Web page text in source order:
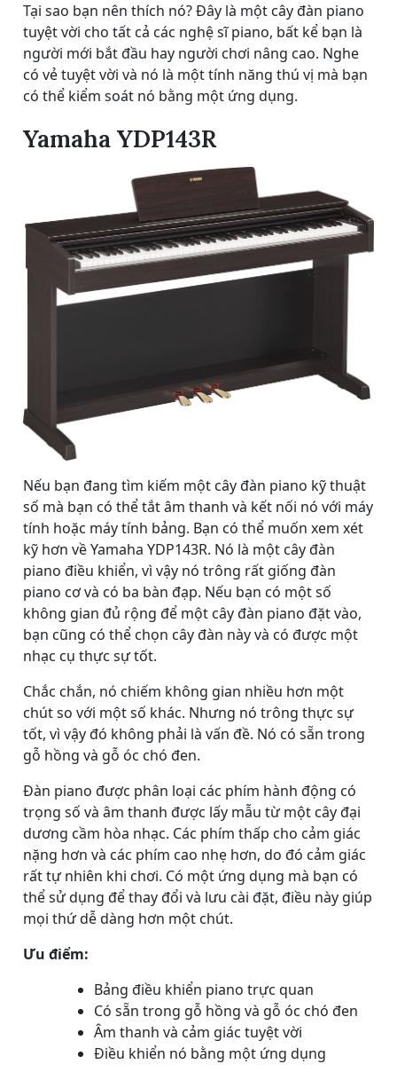
Tại sao bạn nên thích nó? Đây là một cây đàn piano
tuyệt vời cho tất cả các nghệ sĩ piano, bất kể bạn là
người mới bắt đầu hay người chơi nâng cao. Nghe
có vẻ tuyệt vời và nó là một tính năng thú vị mà bạn
có thể kiểm soát nó bằng một ứng dụng.
Yamaha YDP143R
Nếu bạn đang tìm kiếm một cây đàn piano kỹ thuật
số mà bạn có thể tắt âm thanh và kết nối nó với máy
tính hoặc máy tính bảng. Bạn có thể muốn xem xét
kỹ hơn về Yamaha YDP143R. Nó là một cây đàn
piano điều khiển, vì vậy nó trông rất giống đàn
piano cơ và có ba bàn đạp. Nếu bạn có một số
không gian đủ rộng để một cây đàn piano đặt vào,
bạn cũng có thể chọn cây đàn này và có được một
nhạc cụ thực sự tốt.
Chắc chắn, nó chiếm không gian nhiều hơn một
chút so với một số khác. Nhưng nó trông thực sự
tốt, vì vậy đó không phải là vấn đề. Nó có sẵn trong
gỗ hồng và gỗ óc chó đen.
Đàn piano được phân loại các phím hành động có
trọng số và âm thanh được lấy mẫu từ một cây đại
dương cầm hòa nhạc. Các phím thấp cho cảm giác
nặng hơn và các phím cao nhẹ hơn, do đó cảm giác
rất tự nhiên khi chơi. Có một ứng dụng mà bạn có
thể sử dụng để thay đổi và lưu cài đặt, điều này giúp
mọi thứ dễ dàng hơn một chút.
Ưu điểm:
Bảng điều khiển piano trực quan
Có sẵn trong gỗ hồng và gỗ óc chó đen
Âm thanh và cảm giác tuyệt vời
Điều khiển nó bằng một ứng dụng